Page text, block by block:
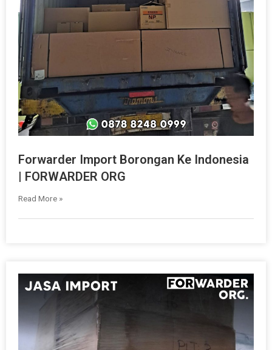
Forwarder Import Borongan Ke Indonesia
| FORWARDER ORG
Read More »